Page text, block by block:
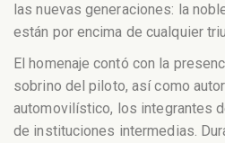
las nuevas generaciones: la
están por encima de cualquier
El homenaje contó con la
sobrino del piloto, así como
automovilístico, los integrantes
de instituciones intermedias.